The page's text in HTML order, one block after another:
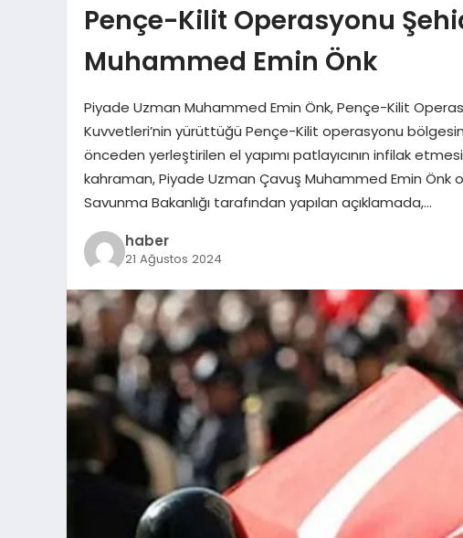
Pençe-Kilit Operasyonu
Muhammed Emin Önk
Piyade Uzman Muhammed Emin Önk, Pençe-Kilit
Kuvvetleri’nin yürüttüğü Pençe-Kilit operasyonu
önceden yerleştirilen el yapımı patlayıcının infilak
kahraman, Piyade Uzman Çavuş Muhammed Emin Önk
Savunma Bakanlığı tarafından yapılan açıklamada,…
haber
21 Ağustos 2024